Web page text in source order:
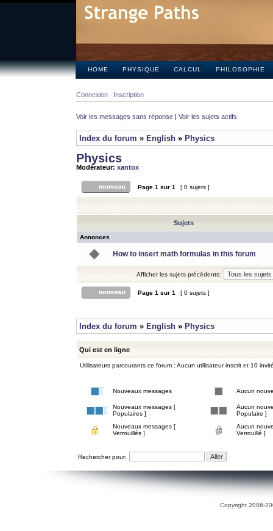
HOME PHYSIQUE CALCUL PHILOSOPHIE
Connexion Inscription
Voir les messages sans réponse | Voir les sujets actifs
Index du forum » English » Physics
Physics
Modérateur: xantox
Page 1 sur 1 [ 0 sujets ]
Sujets
Annonces
How to insert math formulas in this forum
Afficher les sujets précédents:
Page 1 sur 1 [ 0 sujets ]
Index du forum » English » Physics
Qui est en ligne
Utilisateurs parcourants ce forum : Aucun utilisateur inscrit et 10
Nouveaux messages Aucun
Nouveaux messages [
Populaires ]
Aucun
Populaire ]
Nouveaux messages [
Verrouillés ]
Aucun
Verrouillé ]
Rechercher pour:
Copyright 2006-